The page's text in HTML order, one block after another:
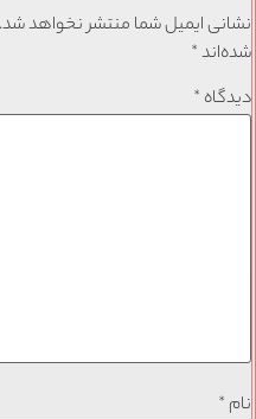
نشانی ایمیل شما منتشر نخواهد شد.
شده‌اند*
دیدگاه *
نام *